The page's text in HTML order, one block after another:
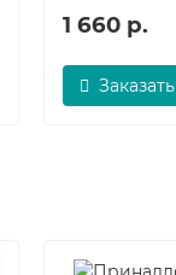
1 660 р.
Заказать